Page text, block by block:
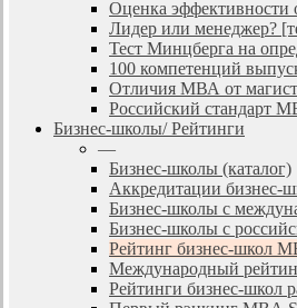
Оценка
Лидер или менеджер?
Тест Минцберга на
100 компетенций
Отличия МВА от
Российский стандарт
Бизнес-школы/ Рейтинги
—
Бизнес-школы (каталог)
Аккредитации бизнес-
Бизнес-школы с
Бизнес-школы с
Рейтинг бизнес-школ
Международный
Рейтинги бизнес-школ